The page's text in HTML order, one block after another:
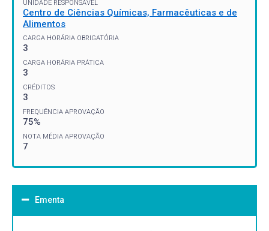
UNIDADE RESPONSÁVEL
Centro de Ciências Químicas, Farmacêuticas e de
Alimentos
CARGA HORÁRIA OBRIGATÓRIA
3
CARGA HORÁRIA PRÁTICA
3
CRÉDITOS
3
FREQUÊNCIA APROVAÇÃO
75%
NOTA MÉDIA APROVAÇÃO
7
Ementa